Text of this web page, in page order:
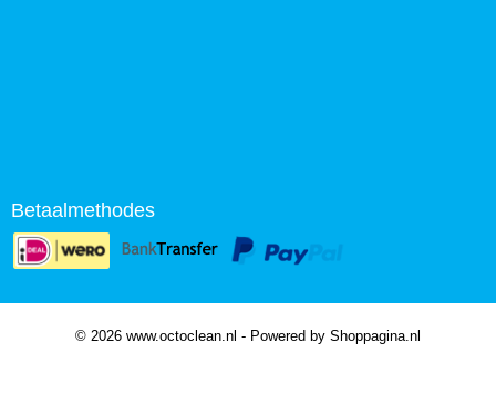
Betaalmethodes
© 2026 www.octoclean.nl - Powered by Shoppagina.nl